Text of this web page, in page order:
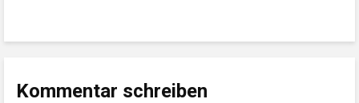
Kommentar schreiben